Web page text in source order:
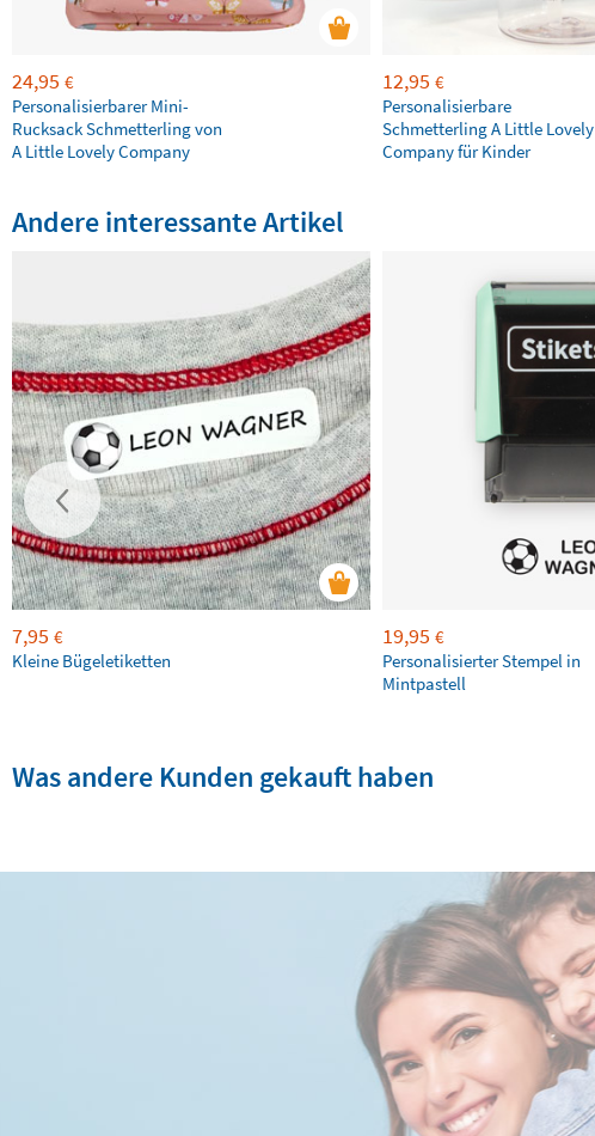
24,95 €
Personalisierbarer Mini-
Rucksack Schmetterling von
A Little Lovely Company
12,95 €
Personalisierbare
Schmetterling A Little Lovely
Company für Kinder
Andere interessante Artikel
7,95 €
Kleine Bügeletiketten
19,95 €
Personalisierter Stempel in
Mintpastell
Was andere Kunden gekauft haben